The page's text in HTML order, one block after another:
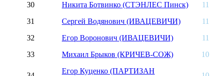
30
Никита Ботвинко (СТЭНЛЕС Пинск)
11
31
Сергей Водянович (ИВАЦЕВИЧИ)
11
32
Егор Воронович (ИВАЦЕВИЧИ)
11
33
Михаил Брыков (КРИЧЕВ-СОЖ) 10
Егор Куценко (ПАРТИЗАН